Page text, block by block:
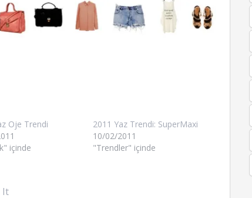
Oje Trendi
içinde
2011 Yaz Trendi: SuperMaxi
10/02/2011
"Trendler" içinde
It